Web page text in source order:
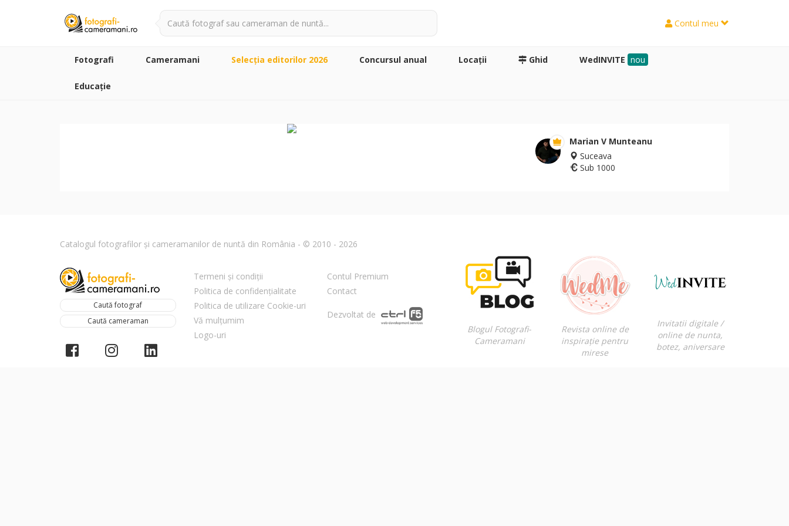
Contul meu
Fotografi Cameramani Selecţia editorilor 2026 Concursul anual Locaţii Ghid WedINVITE nou
Educație
Marian V Munteanu
Suceava
Sub 1000
Catalogul fotografilor și cameramanilor de nuntă din România - © 2010 - 2026
Caută fotograf
Caută cameraman
Termeni și condiții
Politica de confidențialitate
Politica de utilizare Cookie-uri
Vă mulțumim
Logo-uri
Contul Premium
Contact
Dezvoltat de
Blogul Fotografi-
Cameramani
Revista online de
inspirație pentru
mirese
Invitatii digitale /
online de nunta,
botez, aniversare